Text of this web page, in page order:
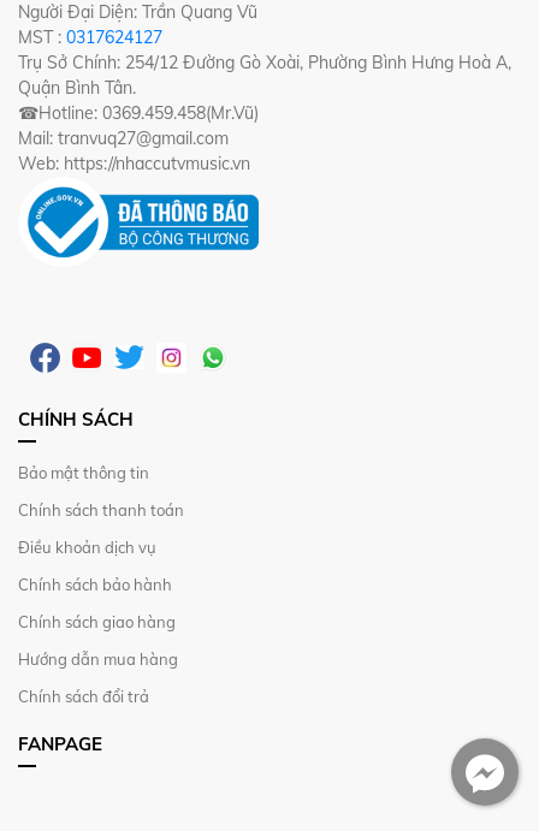
Người Đại Diện: Trần Quang Vũ
MST : 0317624127
Trụ Sở Chính: 254/12 Đường Gò Xoài, Phường Bình Hưng Hoà A,
Quận Bình Tân.
☎Hotline: 0369.459.458(Mr.Vũ)
Mail: tranvuq27@gmail.com
Web: https://nhaccutvmusic.vn
CHÍNH SÁCH
Bảo mật thông tin
Chính sách thanh toán
Điều khoản dịch vụ
Chính sách bảo hành
Chính sách giao hàng
Hướng dẫn mua hàng
Chính sách đổi trả
FANPAGE